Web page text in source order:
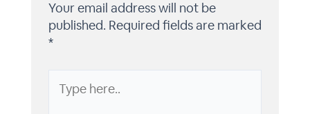
Your email address will not be
published. Required fields are marked
*
here..